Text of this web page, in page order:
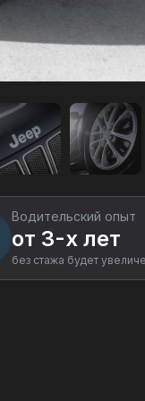
Водительский опыт
от 3-х лет
без стажа будет